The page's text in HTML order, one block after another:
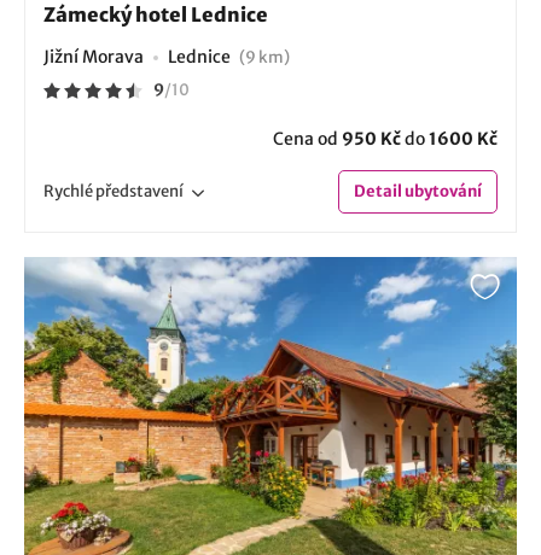
Zámecký hotel Lednice
Jižní Morava Lednice (9 km)
9/10
Cena od 950 Kčdo1600 Kč
Rychlépředstavení Detailubytování